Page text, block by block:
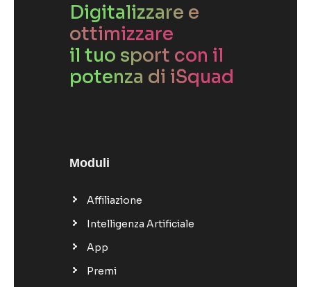
Digitalizzare e
ottimizzare
il tuo sport con il
potenza di iSquad
Moduli
Affiliazione
Intelligenza Artificiale
App
Premi